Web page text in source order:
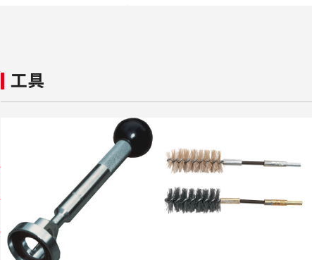
工具